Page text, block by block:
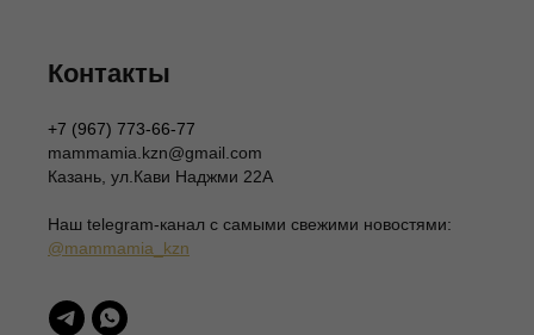
Контакты
+7 (967) 773-66-77
mammamia.kzn@gmail.com
Казань, ул.Кави Наджми 22А
Наш telegram-канал c самыми свежими новостями:
@mammamia_kzn
Согласие на обработку персональных данных
Согласие на получение рекламных рассылок
ИП Шаронова Надежда Александровна
ИНН 166003379276
420111, Казань, ул.Кави Наджми 22А
(c)Разработка сайта 2022-2025, @eliza_profi_group